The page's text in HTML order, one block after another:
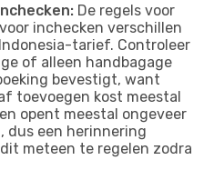
De regels voor
inchecken verschillen
tarief. Controleer
of alleen handbagage
bevestigt, want
toevoegen kost meestal
opent meestal ongeveer
dus een herinnering
meteen te regelen zodra